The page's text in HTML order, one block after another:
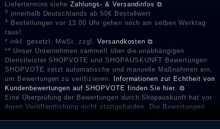
Liefertermins sieheZahlungs- & Versandinfos ⧉
3 innerhalb Deutschlands ab 50€ Bestellwert
4
Bestellungen vor 13.00 Uhr gehen noch am selben Werktag
raus!
* inkl. gesetzl. MwSt. zzgl. Versandkosten ⧉
** Unser Unternehmen sammelt über die unabhängigen
Dienstleister SHOPVOTE und SHOPAUSKUNFT Bewertungen.
SHOPVOTE setzt automatische und manuelle Maßnahmen ein,
um Bewertungen zu verifizieren.
Informationen zur Echtheit von
Kundenbewertungen auf SHOPVOTE finden Sie hier. ⧉
Eine Überprüfung der Bewertungen durch Shopauskunft hat vor
deren Veröffentlichung nicht stattgefunden. Die Bewertungen